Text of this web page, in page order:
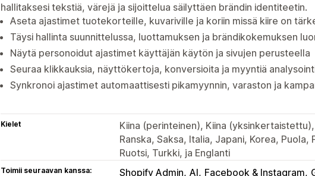
hallitaksesi tekstiä, värejä ja sijoittelua säilyttäen brändin identiteetin.
Aseta ajastimet tuotekorteille, kuvariville ja koriin missä kiire on
Täysi hallinta suunnittelussa, luottamuksen ja brändikokemuksen
Näytä personoidut ajastimet käyttäjän käytön ja sivujen perusteella
Seuraa klikkauksia, näyttökertoja, konversioita ja myyntiä
Synkronoi ajastimet automaattisesti pikamyynnin, varaston ja
Kielet
Kiina (perinteinen), Kiina
Ranska, Saksa, Italia, Japani, Korea, Puola,
Ruotsi, Turkki, ja Englanti
Toimii seuraavan kanssa: Shopify Admin AI Facebook & Instagram